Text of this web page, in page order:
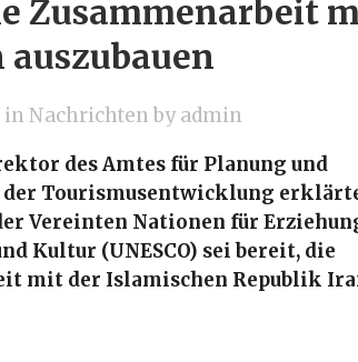
Zusammenarbeit
in Nachrichten by admin
des Amtes für Planung und
Tourismusentwicklung
Vereinten Nationen für
Kultur (UNESCO) sei bereit, die
mit der Islamischen Republik